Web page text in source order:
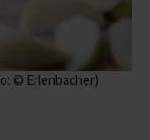
© Erlenbacher)